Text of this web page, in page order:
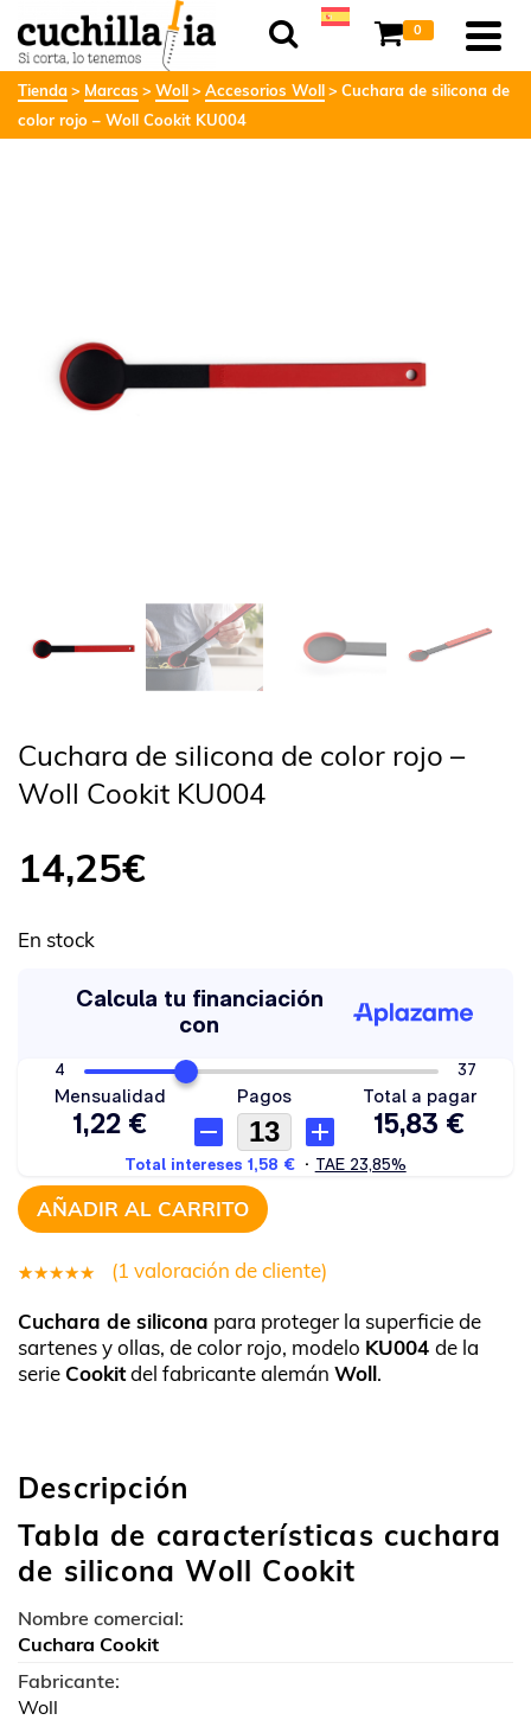
0
Tienda Marcas Woll Accesorios Woll
Cuchara de silicona de
color rojo – Woll Cookit KU004
Cuchara de silicona de color rojo –
Woll Cookit KU004
14,25€
En stock
AÑADIR AL CARRITO
5.00sobre
5 basado
(1 valoración de cliente)
Cuchara de silicona para proteger la superficie de
sartenes y ollas, de color rojo, modelo KU004 de la
serie Cookitdel fabricante alemán Woll.
Descripción
Tabla de características cuchara
de silicona Woll Cookit
Nombre comercial:
Cuchara Cookit
Fabricante:
Woll